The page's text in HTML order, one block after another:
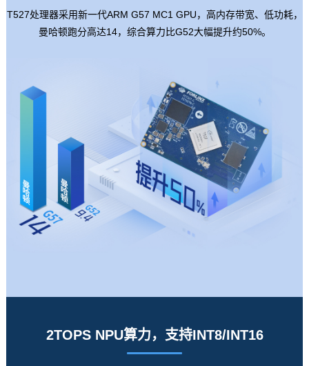
T527处理器采用新一代ARM G57 MC1 GPU，高内存带宽、低功耗，
曼哈顿跑分高达14，综合算力比G52大幅提升约50%。
2TOPS NPU算力，支持INT8/INT16